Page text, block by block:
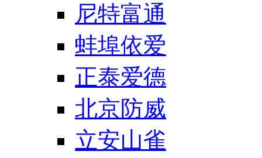
尼特富通
蚌埠依爱
正泰爱德
北京防威
立安山雀